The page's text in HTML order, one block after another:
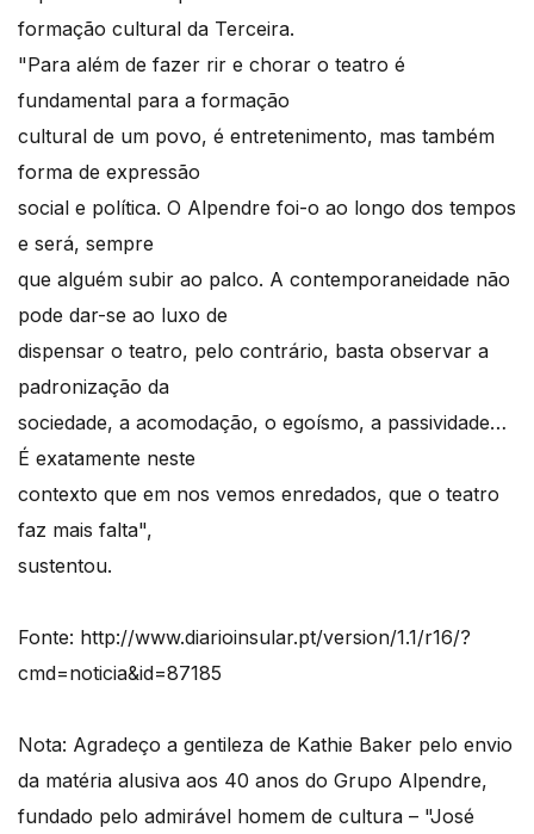
formação cultural da Terceira.
"Para além de fazer rir e chorar o teatro é
fundamental para a formação
cultural de um povo, é entretenimento, mas também
forma de expressão
social e política. O Alpendre foi-o ao longo dos tempos
e será, sempre
que alguém subir ao palco. A contemporaneidade não
pode dar-se ao luxo de
dispensar o teatro, pelo contrário, basta observar a
padronização da
sociedade, a acomodação, o egoísmo, a passividade…
É exatamente neste
contexto que em nos vemos enredados, que o teatro
faz mais falta",
sustentou.
Fonte: http://www.diarioinsular.pt/version/1.1/r16/?
cmd=noticia&id=87185
Nota: Agradeço a gentileza de Kathie Baker pelo envio
da matéria alusiva aos 40 anos do Grupo Alpendre,
fundado pelo admirável homem de cultura – "José